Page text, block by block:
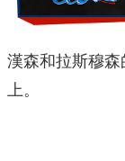
漢森和拉斯穆
上。